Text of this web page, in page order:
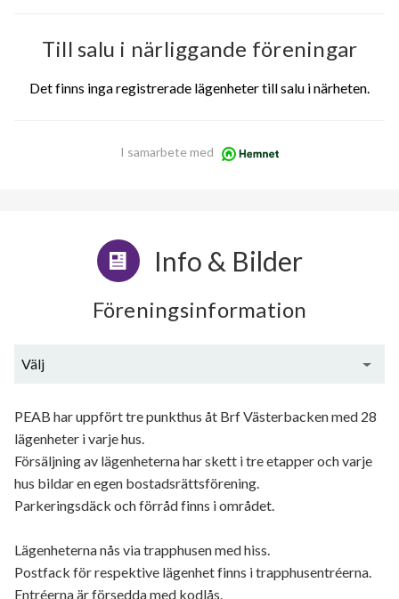
Till salu i närliggande föreningar
Det finns inga registrerade lägenheter till salu i närheten.
I samarbete med
Info & Bilder
Föreningsinformation
Välj
PEAB har uppfört tre punkthus åt Brf Västerbacken med 28
lägenheter i varje hus.
Försäljning av lägenheterna har skett i tre etapper och varje
hus bildar en egen bostadsrättsförening.
Parkeringsdäck och förråd finns i området.
Lägenheterna nås via trapphusen med hiss.
Postfack för respektive lägenhet finns i trapphusentréerna.
Entréerna är försedda med kodlås.